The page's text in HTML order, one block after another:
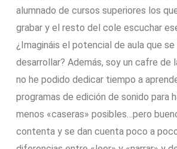
alumnado de cursos superiores los
grabar y el resto del cole escuchar
¿Imagináis el potencial de aula que
desarrollar? Además, soy un cafre de
no he podido dedicar tiempo a
programas de edición de sonido para
menos «caseras» posibles…pero
contenta y se dan cuenta poco a